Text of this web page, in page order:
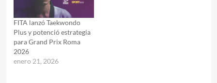
FITA lanzó Taekwondo
Plus y potenció estrategia
para Grand Prix Roma
2026
enero 21, 2026